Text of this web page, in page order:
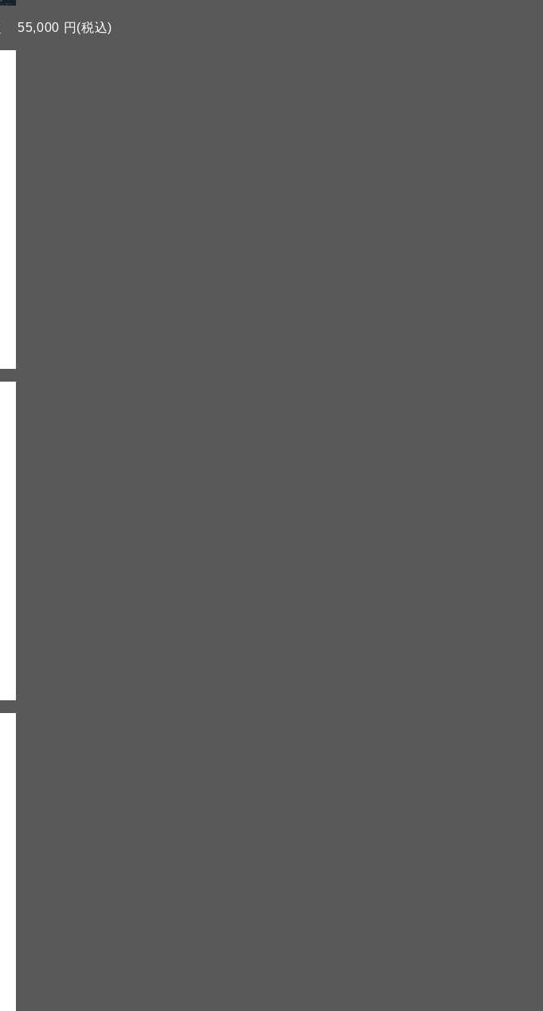
55,000 円(税込)